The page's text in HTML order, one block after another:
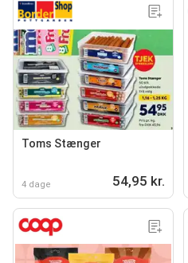
Toms Stænger
4 dage 54,95 kr.